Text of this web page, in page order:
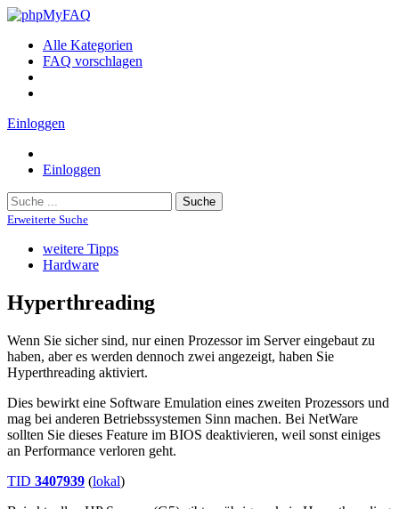
Alle Kategorien
FAQ vorschlagen
Einloggen
Einloggen
Suche
Erweiterte Suche
weitere Tipps
Hardware
Hyperthreading
Wenn Sie sicher sind, nur einen Prozessor im Server eingebaut zu
haben, aber es werden dennoch zwei angezeigt, haben Sie
Hyperthreading aktiviert.
Dies bewirkt eine Software Emulation eines zweiten Prozessors und
mag bei anderen Betriebssystemen Sinn machen. Bei NetWare
sollten Sie dieses Feature im BIOS deaktivieren, weil sonst einiges
an Performance verloren geht.
TID 3407939 (lokal)